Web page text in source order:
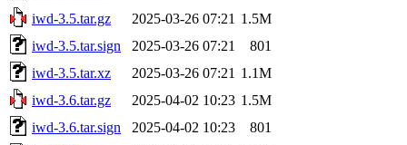
iwd-3.5.tar.gz
2025-03-26 07:21 1.5M
iwd-3.5.tar.sign
2025-03-26 07:21
801
iwd-3.5.tar.xz
2025-03-26 07:21 1.1M
iwd-3.6.tar.gz
2025-04-02 10:23 1.5M
iwd-3.6.tar.sign
2025-04-02 10:23
801